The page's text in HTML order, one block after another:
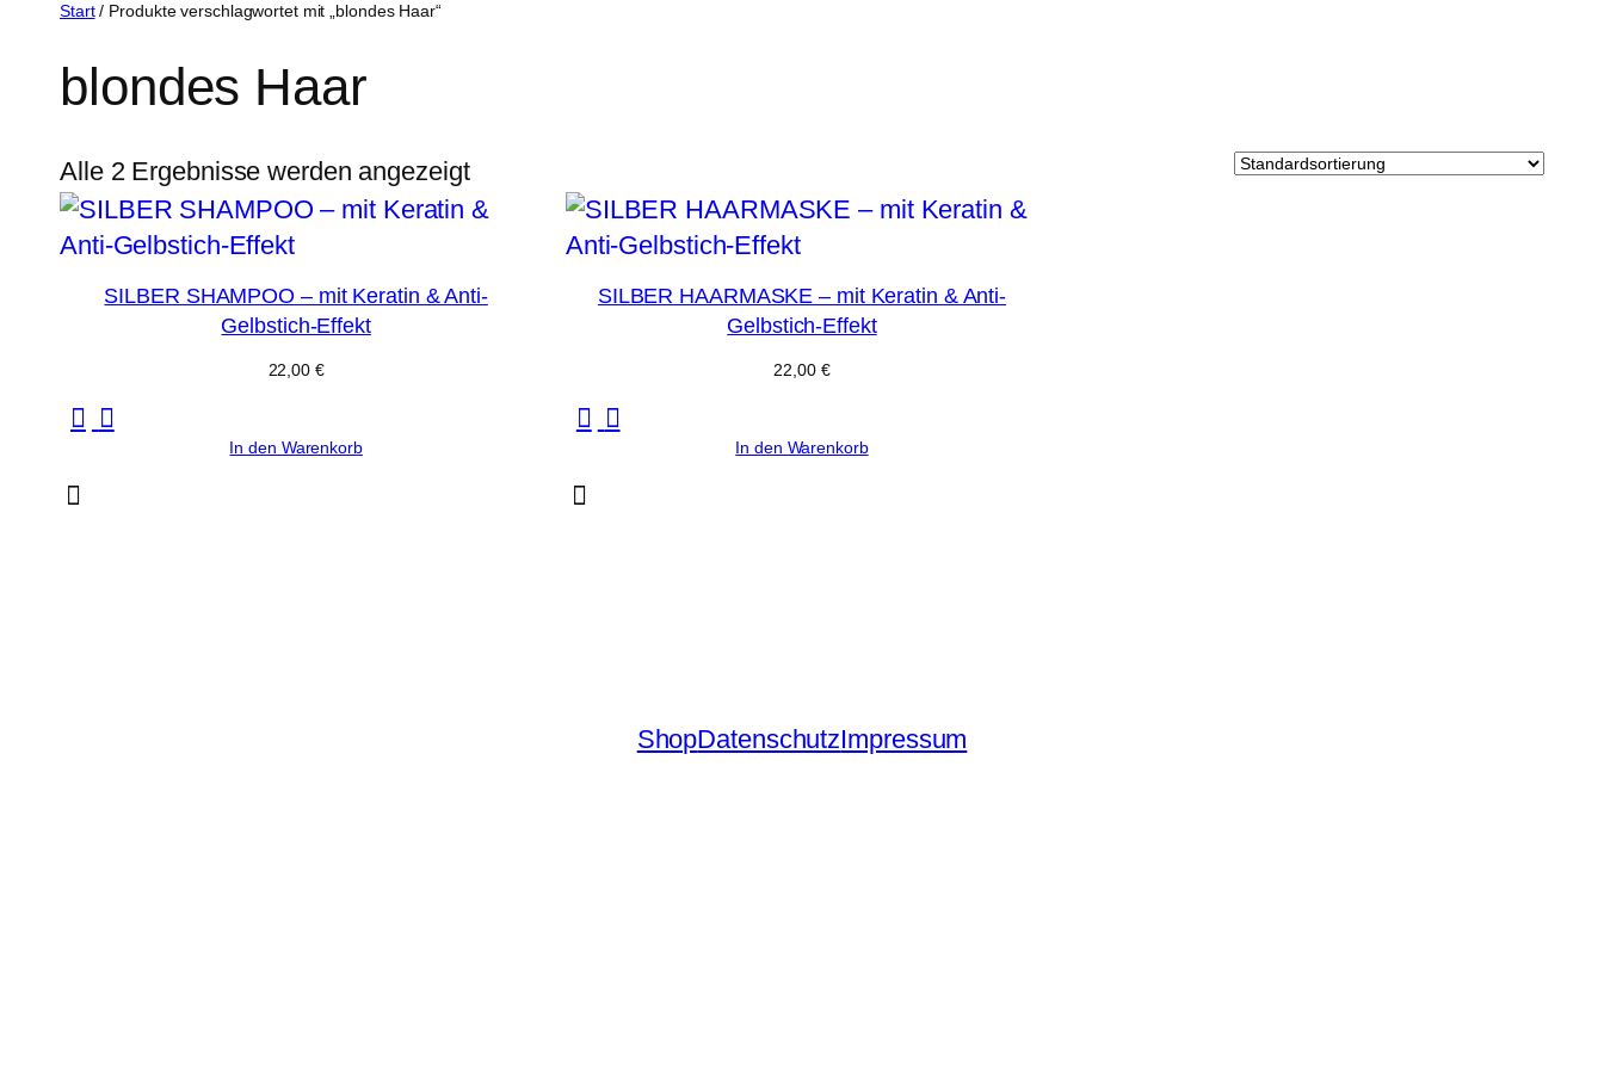
springen
Start/ Produkte verschlagwortet mit „blondes Haar“
blondes Haar
Alle 2 Ergebnisse werden angezeigt
SILBER SHAMPOO – mit Keratin & Anti-
Gelbstich-Effekt
22,00 €
In den Warenkorb
SILBER HAARMASKE – mit Keratin & Anti-
Gelbstich-Effekt
22,00 €
In den Warenkorb
ShopDatenschutzImpressum